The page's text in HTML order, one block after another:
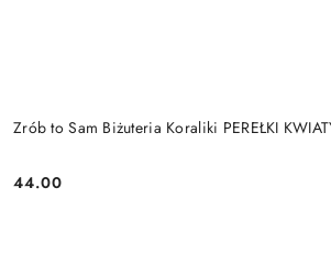
Zrób to Sam Biżuteria Koraliki PEREŁKI
Cena:
44.00